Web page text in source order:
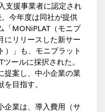
支援事業者に認定され
今年度は同社が提供
「MONiPLAT（モニプ
にリリースした新サー
）」も、モニプラット
ールに採択された。
提案し、中小企業の業
目指す。
業は、導入費用（サ